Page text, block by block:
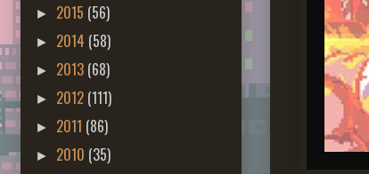
► 2015 (56)
► 2014 (58)
► 2013 (68)
► 2012 (111)
► 2011 (86)
► 2010 (35)